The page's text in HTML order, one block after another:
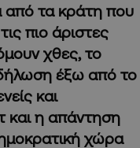
από τα κράτη που
πιο άριστες
χθες, το
έξω από το
και
και η απάντηση
χώρα